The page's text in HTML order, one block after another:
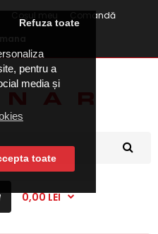
pentru a
media și
Refuza toate
toate
Comandă
0,00 LEI